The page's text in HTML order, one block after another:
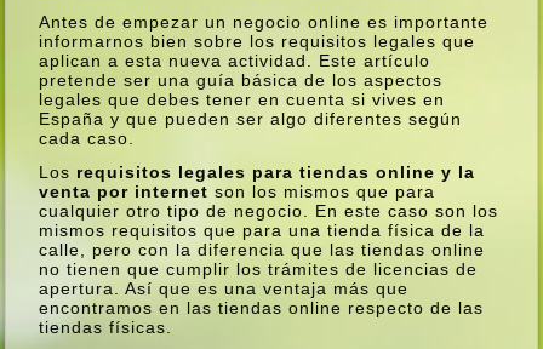
Antes de empezar un negocio online es importante
informarnos bien sobre los requisitos legales que
aplican a esta nueva actividad. Este artí­culo
pretende ser una guí­a básica de los aspectos
legales que debes tener en cuenta si vives en
España y que pueden ser algo diferentes según
cada caso.
Los requisitos legales para tiendas online y la
venta por internet son los mismos que para
cualquier otro tipo de negocio. En este caso son los
mismos requisitos que para una tienda fí­sica de la
calle, pero con la diferencia que las tiendas online
no tienen que cumplir los trámites de licencias de
apertura. Así­ que es una ventaja más que
encontramos en las tiendas online respecto de las
tiendas fí­sicas.